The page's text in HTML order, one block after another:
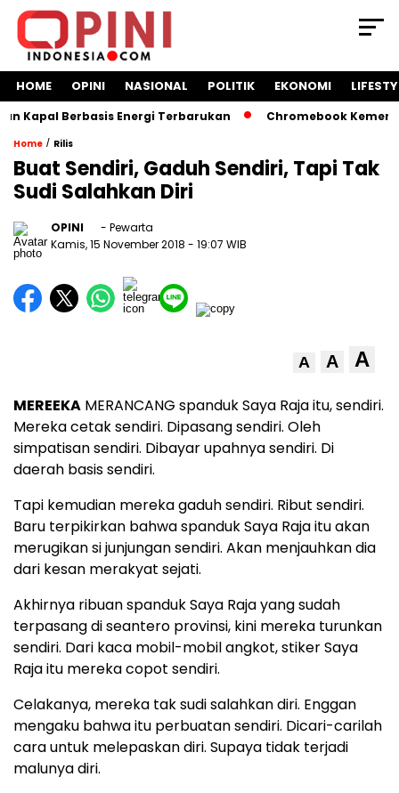
HOME OPINI NASIONAL POLITIK EKONOMI
Kapal Berbasis Energi Terbarukan Chromebook
Home / Rilis
Buat Sendiri, Gaduh Sendiri, Tapi Tak
Sudi Salahkan Diri
OPINI
- Pewarta
Kamis, 15 November 2018 - 19:07 WIB
A A A
MEREEKA MERANCANG spanduk Saya Raja itu, sendiri.
Mereka cetak sendiri. Dipasang sendiri. Oleh
simpatisan sendiri. Dibayar upahnya sendiri. Di
daerah basis sendiri.
Tapi kemudian mereka gaduh sendiri. Ribut sendiri.
Baru terpikirkan bahwa spanduk Saya Raja itu akan
merugikan si junjungan sendiri. Akan menjauhkan dia
dari kesan merakyat sejati.
Akhirnya ribuan spanduk Saya Raja yang sudah
terpasang di seantero provinsi, kini mereka turunkan
sendiri. Dari kaca mobil-mobil angkot, stiker Saya
Raja itu mereka copot sendiri.
Celakanya, mereka tak sudi salahkan diri. Enggan
mengaku bahwa itu perbuatan sendiri. Dicari-carilah
cara untuk melepaskan diri. Supaya tidak terjadi
malunya diri.